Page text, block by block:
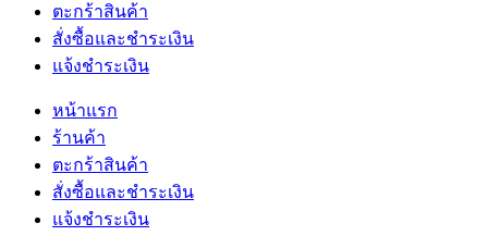
ตะกร้าสินค้า
สั่งซื้อและชำระเงิน
แจ้งชำระเงิน
หน้าแรก
ร้านค้า
ตะกร้าสินค้า
สั่งซื้อและชำระเงิน
แจ้งชำระเงิน